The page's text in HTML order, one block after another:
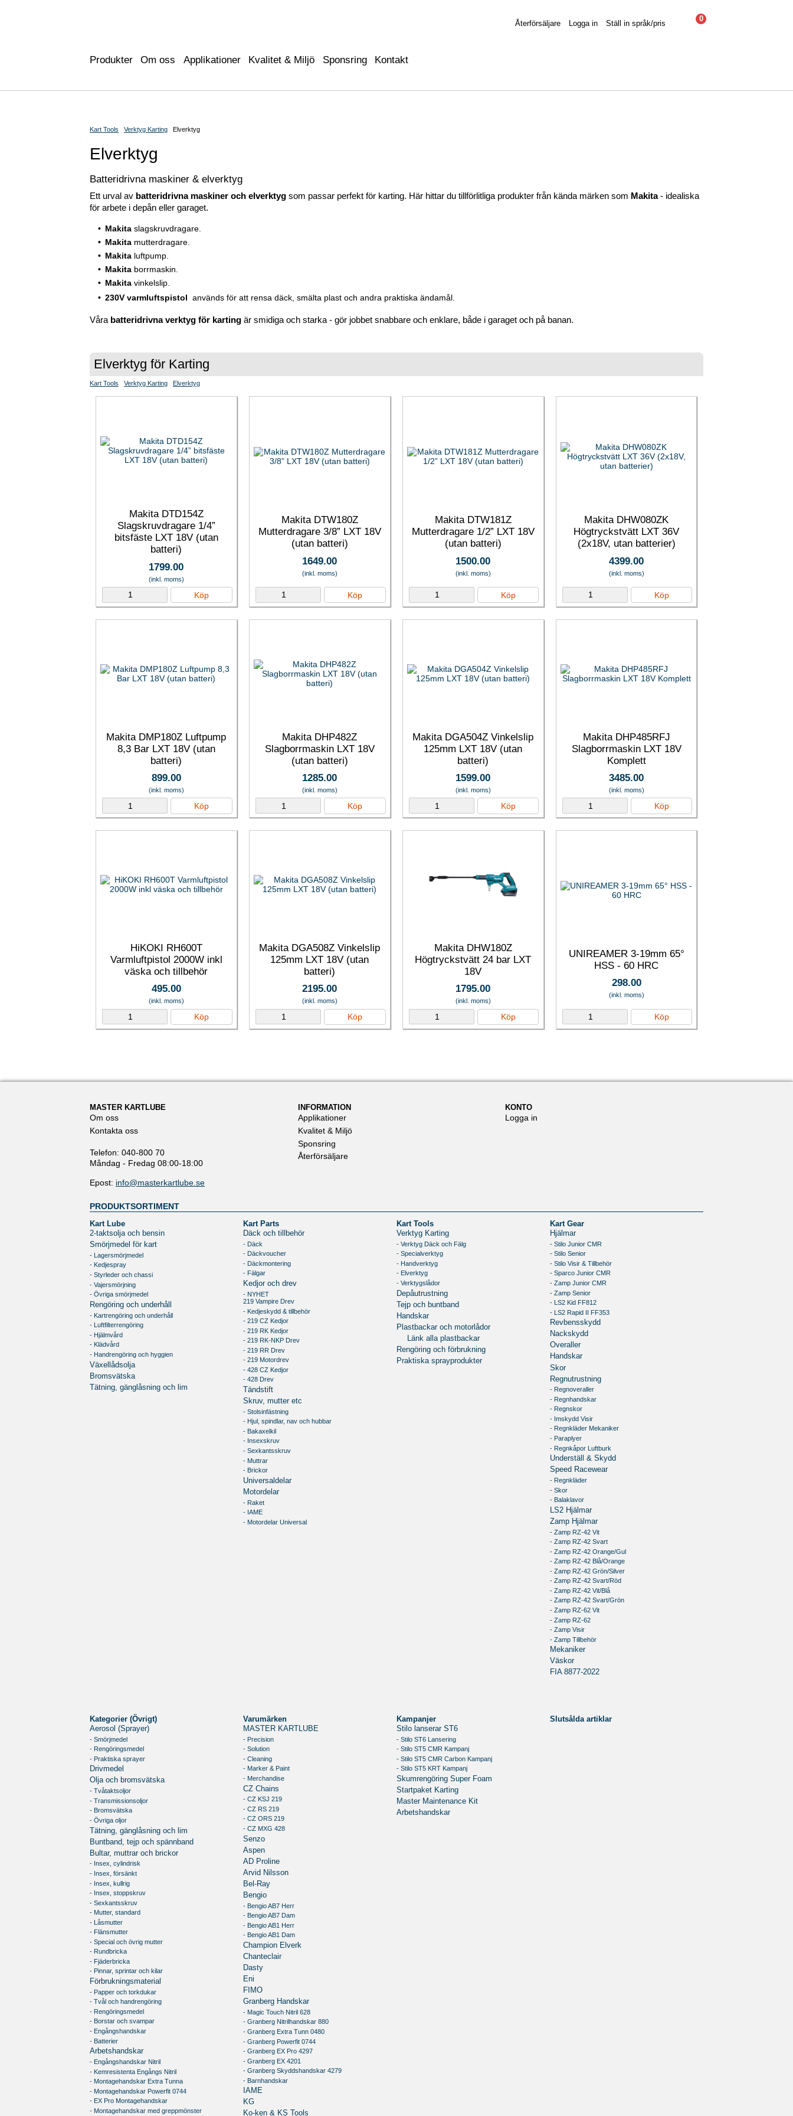
0
Ställ in språk/pris
Logga in
Återförsäljare
Produkter Om oss Applikationer Kvalitet & Miljö Sponsring Kontakt
Kart Tools Verktyg Karting Elverktyg
Elverktyg
Batteridrivna maskiner & elverktyg
Ett urval av batteridrivna maskiner och elverktyg som passar perfekt för karting. Här hittar du tillförlitliga produkter från kända märken som Makita- idealiska
för arbete i depån eller garaget.
Makitaslagskruvdragare.
Makitamutterdragare.
Makitaluftpump.
Makitaborrmaskin.
Makitavinkelslip.
230V varmluftspistol  används för att rensa däck, smälta plast och andra praktiska ändamål.
Våra batteridrivna verktyg för karting är smidiga och starka - gör jobbet snabbare och enklare, både i garaget och på banan.
Elverktyg för Karting
Kart Tools Verktyg Karting Elverktyg
Makita DTD154Z
Slagskruvdragare 1/4”
bitsfäste LXT 18V (utan
batteri)
1799.00
(inkl. moms)
Köp
Makita DTW180Z
Mutterdragare 3/8” LXT 18V
(utan batteri)
1649.00
(inkl. moms)
Köp
Makita DTW181Z
Mutterdragare 1/2” LXT 18V
(utan batteri)
1500.00
(inkl. moms)
Köp
Makita DHW080ZK
Högtryckstvätt LXT 36V
(2x18V, utan batterier)
4399.00
(inkl. moms)
Köp
Makita DMP180Z Luftpump
8,3 Bar LXT 18V (utan
batteri)
899.00
(inkl. moms)
Köp
Makita DHP482Z
Slagborrmaskin LXT 18V
(utan batteri)
1285.00
(inkl. moms)
Köp
Makita DGA504Z Vinkelslip
125mm LXT 18V (utan
batteri)
1599.00
(inkl. moms)
Köp
Makita DHP485RFJ
Slagborrmaskin LXT 18V
Komplett
3485.00
(inkl. moms)
Köp
HiKOKI RH600T
Varmluftpistol 2000W inkl
väska och tillbehör
495.00
(inkl. moms)
Köp
Makita DGA508Z Vinkelslip
125mm LXT 18V (utan
batteri)
2195.00
(inkl. moms)
Köp
Makita DHW180Z
Högtryckstvätt 24 bar LXT
18V
1795.00
(inkl. moms)
Köp
UNIREAMER 3-19mm 65°
HSS - 60 HRC
298.00
(inkl. moms)
Köp
MASTER KARTLUBE
Om oss
Kontakta oss
Telefon: 040-800 70
Måndag - Fredag 08:00-18:00
Epost: info@masterkartlube.se
KONTO
Logga in
INFORMATION
Applikationer
Kvalitet & Miljö
Sponsring
Återförsäljare
PRODUKTSORTIMENT
Kart Lube
2-taktsolja och bensin
Smörjmedel för kart
- Lagersmörjmedel
- Kedjespray
- Styrleder och chassi
- Vajersmörjning
- Övriga smörjmedel
Rengöring och underhåll
- Kartrengöring och underhåll
- Luftfilterrengöring
- Hjälmvård
- Klädvård
- Handrengöring och hyggien
Växellådsolja
Bromsvätska
Tätning, gänglåsning och lim
Kart Parts
Däck och tillbehör
- Däck
- Däckvoucher
- Däckmontering
- Fälgar
Kedjor och drev
- NYHET
219 Vampire Drev
- Kedjeskydd & tillbehör
- 219 CZ Kedjor
- 219 RK Kedjor
- 219 RK-NKP Drev
- 219 RR Drev
- 219 Motordrev
- 428 CZ Kedjor
- 428 Drev
Tändstift
Skruv, mutter etc
- Stolsinfästning
- Hjul, spindlar, nav och hubbar
- Bakaxelkil
- Insexskruv
- Sexkantsskruv
- Muttrar
- Brickor
Universaldelar
Motordelar
- Raket
- IAME
- Motordelar Universal
Kart Tools
Verktyg Karting
- Verktyg Däck och Fälg
- Specialverktyg
- Handverktyg
- Elverktyg
- Verktygslådor
Depåutrustning
Tejp och buntband
Handskar
Plastbackar och motorlådor
Länk alla plastbackar
Rengöring och förbrukning
Praktiska sprayprodukter
Kart Gear
Hjälmar
- Stilo Junior CMR
- Stilo Senior
- Stilo Visir & Tillbehör
- Sparco Junior CMR
- Zamp Junior CMR
- Zamp Senior
- LS2 Kid FF812
- LS2 Rapid II FF353
Revbensskydd
Nackskydd
Overaller
Handskar
Skor
Regnutrustning
- Regnoveraller
- Regnhandskar
- Regnskor
- Imskydd Visir
- Regnkläder Mekaniker
- Paraplyer
- Regnkåpor Luftburk
Underställ & Skydd
Speed Racewear
- Regnkläder
- Skor
- Balaklavor
LS2 Hjälmar
Zamp Hjälmar
- Zamp RZ-42 Vit
- Zamp RZ-42 Svart
- Zamp RZ-42 Orange/Gul
- Zamp RZ-42 Blå/Orange
- Zamp RZ-42 Grön/Silver
- Zamp RZ-42 Svart/Röd
- Zamp RZ-42 Vit/Blå
- Zamp RZ-42 Svart/Grön
- Zamp RZ-62 Vit
- Zamp RZ-62
- Zamp Visir
- Zamp Tillbehör
Mekaniker
Väskor
FIA 8877-2022
Kategorier (Övrigt)
Aerosol (Sprayer)
- Smörjmedel
- Rengöringsmedel
- Praktiska sprayer
Drivmedel
Olja och bromsvätska
- Tvåtaktsoljor
- Transmissionsoljor
- Bromsvätska
- Övriga oljor
Tätning, gänglåsning och lim
Buntband, tejp och spännband
Bultar, muttrar och brickor
- Insex, cylindrisk
- Insex, försänkt
- Insex, kullrig
- Insex, stoppskruv
- Sexkantsskruv
- Mutter, standard
- Låsmutter
- Flänsmutter
- Special och övrig mutter
- Rundbricka
- Fjäderbricka
- Pinnar, sprintar och kilar
Förbrukningsmaterial
- Papper och torkdukar
- Tvål och handrengöring
- Rengöringsmedel
- Borstar och svampar
- Engångshandskar
- Batterier
Arbetshandskar
- Engångshandskar Nitril
- Kemresistenta Engångs Nitril
- Montagehandskar Extra Tunna
- Montagehandskar Powerfit 0744
- EX Pro Montagehandskar
- Montagehandskar med greppmönster
Varumärken
MASTER KARTLUBE
- Precision
- Solution
- Cleaning
- Marker & Paint
- Merchandise
CZ Chains
- CZ KSJ 219
- CZ RS 219
- CZ ORS 219
- CZ MXG 428
Senzo
Aspen
AD Proline
Arvid Nilsson
Bel-Ray
Bengio
- Bengio AB7 Herr
- Bengio AB7 Dam
- Bengio AB1 Herr
- Bengio AB1 Dam
Champion Elverk
Chanteclair
Dasty
Eni
FIMO
Granberg Handskar
- Magic Touch Nitril 628
- Granberg Nitrilhandskar 880
- Granberg Extra Tunn 0480
- Granberg Powerfit 0744
- Granberg EX Pro 4297
- Granberg EX 4201
- Granberg Skyddshandskar 4279
- Barnhandskar
IAME
KG
Ko-ken & KS Tools
Kampanjer
Stilo lanserar ST6
- Stilo ST6 Lansering
- Stilo ST5 CMR Kampanj
- Stilo ST5 CMR Carbon Kampanj
- Stilo ST5 KRT Kampanj
Skumrengöring Super Foam
Startpaket Karting
Master Maintenance Kit
Arbetshandskar
Slutsålda artiklar